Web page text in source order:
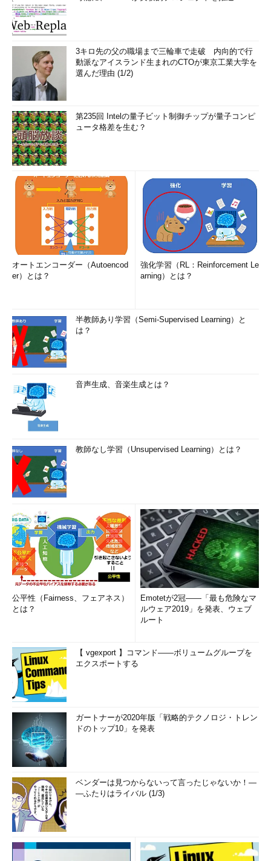
3キロ先の父の職場まで三輪車で走破 内向的で行
動派なアイスランド生まれのCTOが東京工業大学を
選んだ理由 (1/2)
第235回 Intelの量子ビット制御チップが量子コンピ
ュータ格差を生む？
オートエンコーダー（Autoencod
er）とは？
強化学習（RL：Reinforcement Le
arning）とは？
半教師あり学習（Semi-Supervised Learning）と
は？
音声生成、音楽生成とは？
教師なし学習（Unsupervised Learning）とは？
公平性（Fairness、フェアネス）
とは？
Emotetが2冠――「最も危険なマ
ルウェア2019」を発表、ウェブ
ルート
【 vgexport 】コマンド――ボリュームグループを
エクスポートする
ガートナーが2020年版「戦略的テクノロジ・トレン
ドのトップ10」を発表
ベンダーは見つからないって言ったじゃないか！―
―ふたりはライバル (1/3)